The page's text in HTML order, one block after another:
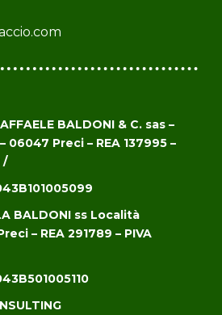
BALDONI & C. sas –
06047 Preci – REA 137995 –
/
BALDONI ss Località
– REA 291789 – PIVA